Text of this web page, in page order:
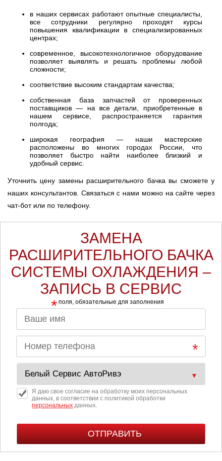
в наших сервисах работают опытные специалисты,
все сотрудники регулярно проходят курсы
повышения квалификации в специализированных
центрах;
современное, высокотехнологичное оборудование
позволяет выявлять и решать проблемы любой
сложности;
соответствие высоким стандартам качества;
собственная база запчастей от проверенных
поставщиков — на все детали, приобретенные в
нашем сервисе, распространяется гарантия
полгода;
широкая география — наши мастерские
расположены во многих городах России, что
позволяет быстро найти наиболее близкий и
удобный сервис.
Уточнить цену замены расширительного бачка вы сможете у
наших консультантов. Связаться с нами можно на сайте через
чат-бот или по телефону.
ЗАМЕНА
РАСШИРИТЕЛЬНОГО БАЧКА
СИСТЕМЫ ОХЛАЖДЕНИЯ –
ЗАПИСЬ В СЕРВИС
* поля, обязательные для заполнения
Я даю свое согласие на обработку моих персональных
данных, в соответствии с политикой обработки
персональных данных.